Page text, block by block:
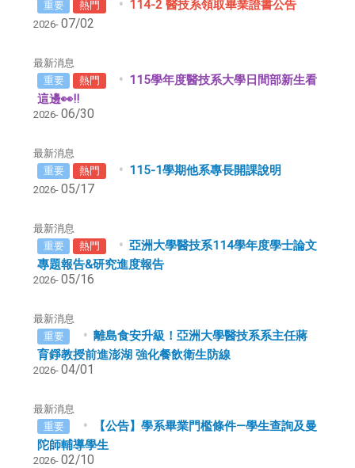
重要
熱門 114-2 醫技系領取畢業證書公告
2026- 07/02
最新消息
重要
熱門
115學年度醫技系大學日間部新生看
這邊👀!!
2026- 06/30
最新消息
重要
熱門 115-1學期他系專長開課說明
2026- 05/17
最新消息
重要
熱門
亞洲大學醫技系114學年度學士論文
專題報告&研究進度報告
2026- 05/16
最新消息
重要
離島食安升級！亞洲大學醫技系系主任蔣
育錚教授前進澎湖 強化餐飲衛生防線
2026- 04/01
最新消息
重要
【公告】學系畢業門檻條件—學生查詢及曼
陀師輔導學生
2026- 02/10